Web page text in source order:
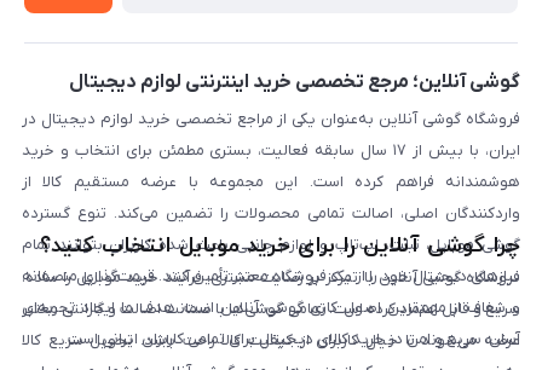
بلاگ
گوشی آنلاین؛ مرجع تخصصی خرید اینترنتی لوازم دیجیتال
فروشگاه گوشی آنلاین به‌عنوان یکی از مراجع تخصصی خرید لوازم دیجیتال در
ایران، با بیش از ۱۷ سال سابقه فعالیت، بستری مطمئن برای انتخاب و خرید
هوشمندانه فراهم کرده است. این مجموعه با عرضه مستقیم کالا از
واردکنندگان اصلی، اصالت تمامی محصولات را تضمین می‌کند. تنوع گسترده
گوشی موبایل، تبلت، لپ‌تاپ و لوازم جانبی باعث شده کاربران بتوانند تمام
نیازهای دیجیتال خود را از یک فروشگاه معتبر تأمین کنند. قیمت‌گذاری منصفانه
و شفاف از مهم‌ترین اصول کاری گوشی آنلاین است. هدف ما ایجاد تجربه‌ای
آسان، سریع و امن در خرید کالای دیجیتال برای تمامی کاربران ایرانی است.
چرا گوشی آنلاین را برای خرید موبایل انتخاب کنید؟
فروشگاه گوشی آنلاین با تمرکز بر رضایت مشتری، فرآیند خرید موبایل را ساده،
سریع و قابل اعتماد کرده است. تمامی گوشی‌ها با ضمانت اصالت و گارانتی معتبر
عرضه می‌شوند تا خیال کاربران از کیفیت کالا راحت باشد. تحویل سریع کالا